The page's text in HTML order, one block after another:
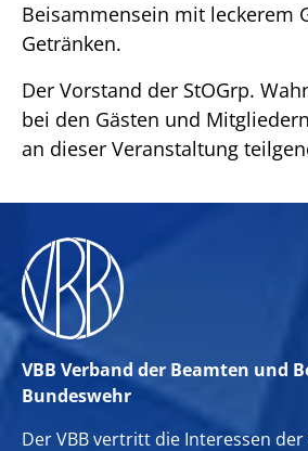
Beisammensein mit leckerem
Getränken.
Der Vorstand der StOGrp.
bei den Gästen und
an dieser Veranstaltung
VBB Verband der Beamten und
Bundeswehr
Der VBB vertritt die Interessen der